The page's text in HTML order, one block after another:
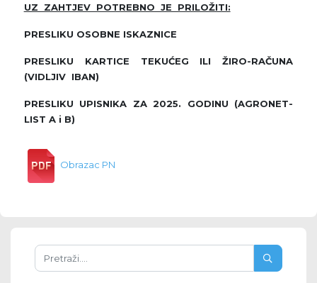
UZ ZAHTJEV POTREBNO JE PRILOŽITI:
PRESLIKU OSOBNE ISKAZNICE
PRESLIKU KARTICE TEKUĆEG ILI ŽIRO-RAČUNA
(VIDLJIV IBAN)
PRESLIKU UPISNIKA ZA 2025. GODINU (AGRONET-
LIST A i B)
Obrazac PN